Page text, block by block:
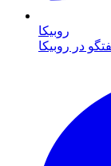
روبیکا
در روبیکا